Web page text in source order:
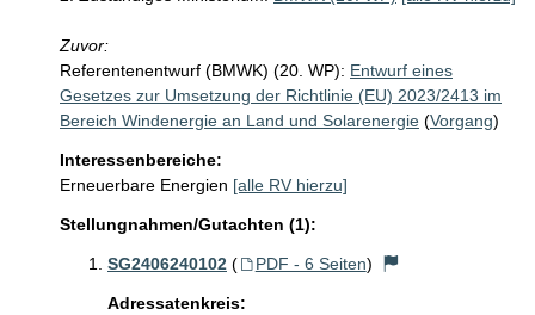
Zuvor:
Referentenentwurf (BMWK) (20. WP): Entwurf eines
Gesetzes zur Umsetzung der Richtlinie (EU) 2023/2413 im
Bereich Windenergie an Land und Solarenergie (Vorgang)
Interessenbereiche:
Erneuerbare Energien [alle RV hierzu]
Stellungnahmen/Gutachten (1):
SG2406240102 ( PDF - 6 Seiten)
Adressatenkreis: